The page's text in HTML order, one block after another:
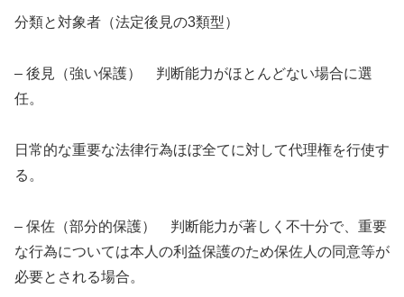
分類と対象者（法定後見の3類型）
– 後見（強い保護） 判断能力がほとんどない場合に選
任。
日常的な重要な法律行為ほぼ全てに対して代理権を行使す
る。
– 保佐（部分的保護） 判断能力が著しく不十分で、重要
な行為については本人の利益保護のため保佐人の同意等が
必要とされる場合。